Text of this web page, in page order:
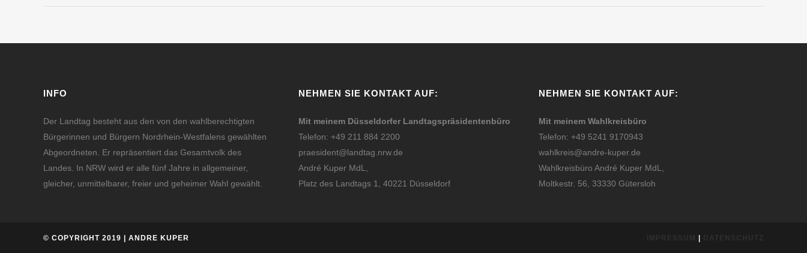
INFO
Der Landtag besteht aus den von den wahlberechtigten
Bürgerinnen und Bürgern Nordrhein-Westfalens gewählten
Abgeordneten. Er repräsentiert das Gesamtvolk des
Landes. In NRW wird er alle fünf Jahre in allgemeiner,
gleicher, unmittelbarer, freier und geheimer Wahl gewählt.
NEHMEN SIE KONTAKT AUF:
Mit meinem Düsseldorfer Landtagspräsidentenbüro
Telefon: +49 211 884 2200
praesident@landtag.nrw.de
André Kuper MdL,
Platz des Landtags 1, 40221 Düsseldorf
NEHMEN SIE KONTAKT AUF:
Mit meinem Wahlkreisbüro
Telefon: +49 5241 9170943
wahlkreis@andre-kuper.de
Wahlkreisbüro André Kuper MdL,
Moltkestr. 56, 33330 Gütersloh
© COPYRIGHT 2019 | ANDRE KUPER